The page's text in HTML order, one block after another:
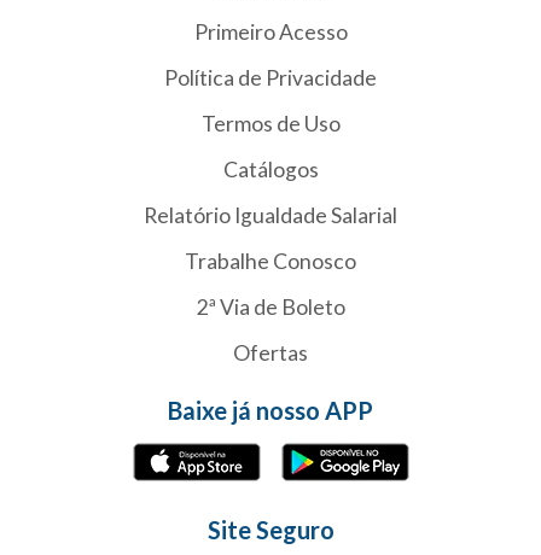
Primeiro Acesso
Política de Privacidade
Termos de Uso
Catálogos
Relatório Igualdade Salarial
Trabalhe Conosco
2ª Via de Boleto
Ofertas
Baixe já nosso APP
Site Seguro